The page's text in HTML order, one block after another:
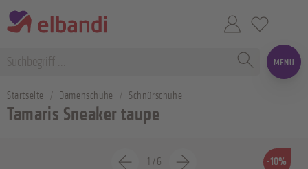
MENÜ
Startseite Damenschuhe Schnürschuhe
Tamaris Sneaker taupe
-10%
1 /6